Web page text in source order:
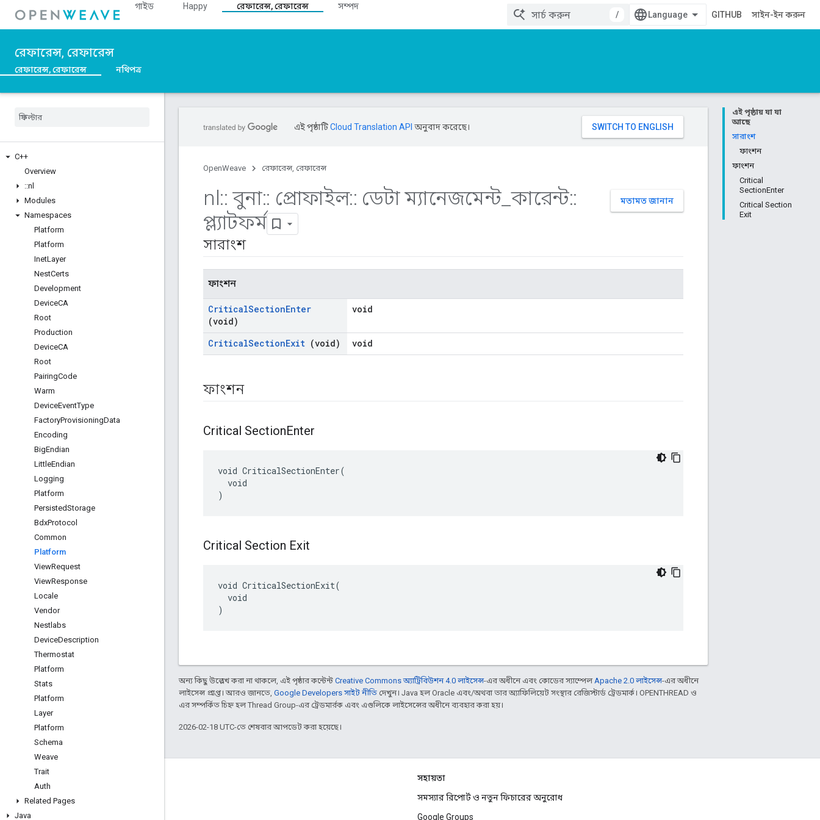
গাইড Happy রেফারেন্স, রেফারেন্স
সম্পদ
/
GITHUB সাইন-ইন করুন
রেফারেন্স, রেফারেন্স
রেফারেন্স, রেফারেন্স নথিপত্র
C++
Overview
::nl
Modules
Namespaces
Platform
Platform
InetLayer
NestCerts
Development
DeviceCA
Root
Production
DeviceCA
Root
PairingCode
Warm
DeviceEventType
FactoryProvisioningData
Encoding
BigEndian
LittleEndian
Logging
Platform
PersistedStorage
BdxProtocol
Common
Platform
ViewRequest
ViewResponse
Locale
Vendor
Nestlabs
DeviceDescription
Thermostat
Platform
Stats
Platform
Layer
Platform
Schema
Weave
Trait
Auth
Related Pages
Java
এই পৃষ্ঠায় যা যা
আছে
সারাংশ
ফাংশন
ফাংশন
Critical
SectionEnter
Critical Section
Exit
এই পৃষ্ঠাটিCloud Translation API অনুবাদ করেছে।
OpenWeave রেফারেন্স, রেফারেন্স
মতামত জানান
nl:: বুনা:: প্রোফাইল:: ডেটা ম্যানেজমেন্ট_কারেন্ট::
প্ল্যাটফর্ম
সারাংশ
ফাংশন
CriticalSectionEnter
(void)
void
CriticalSectionExit (void) void
ফাংশন
Critical SectionEnter
void CriticalSectionEnter(
  void
)
Critical Section Exit
void CriticalSectionExit(
  void
)
অন্য কিছু উল্লেখ করা না থাকলে, এই পৃষ্ঠার কন্টেন্ট Creative Commons অ্যাট্রিবিউশন 4.0 লাইসেন্স-এর অধীনে এবং কোডের স্যাম্পেলApache 2.0 লাইসেন্স-এর অধীনে
লাইসেন্স প্রাপ্ত। আরও জানতে, Google Developers সাইট নীতি দেখুন। Java হল Oracle এবং/অথবা তার অ্যাফিলিয়েট সংস্থার রেজিস্টার্ড ট্রেডমার্ক। OPENTHREAD ও
এর সম্পর্কিত চিহ্ন হল Thread Group-এর ট্রেডমার্রক এবং এগুলিকে লাইসেন্সের অধীনে ব্যবহার করা হয়।
2026-02-18 UTC-তে শেষবার আপডেট করা হয়েছে।
OpenWeave
Happy
সহায়তা
সমস্যার রিপোর্ট ও নতুন ফিচারের অনুরোধ
Google Groups